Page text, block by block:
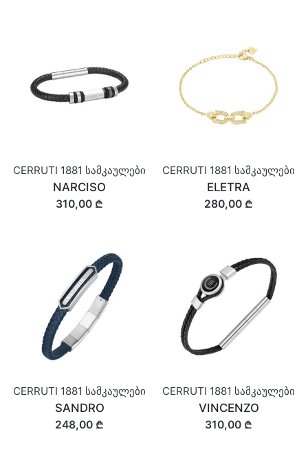
CERRUTI 1881 სამკაულები
NARCISO
310,00 ₾
CERRUTI 1881 სამკაულები
ELETRA
280,00 ₾
CERRUTI 1881 სამკაულები
SANDRO
248,00 ₾
CERRUTI 1881 სამკაულები
VINCENZO
310,00 ₾